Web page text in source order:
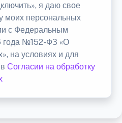
я даю свое
моих персональных
с Федеральным
года №152-ФЗ «О
на условиях и для
Согласии на обработку